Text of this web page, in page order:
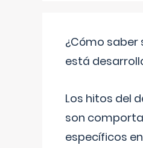
¿Cómo saber
está
Los hitos del
son
específicos